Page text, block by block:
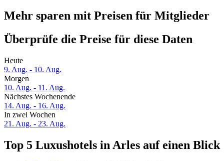
Mehr sparen mit Preisen für Mitglieder
Überprüfe die Preise für diese Daten
Heute
9. Aug. - 10. Aug.
Morgen
10. Aug. - 11. Aug.
Nächstes Wochenende
14. Aug. - 16. Aug.
In zwei Wochen
21. Aug. - 23. Aug.
Top 5 Luxushotels in Arles auf einen Blick